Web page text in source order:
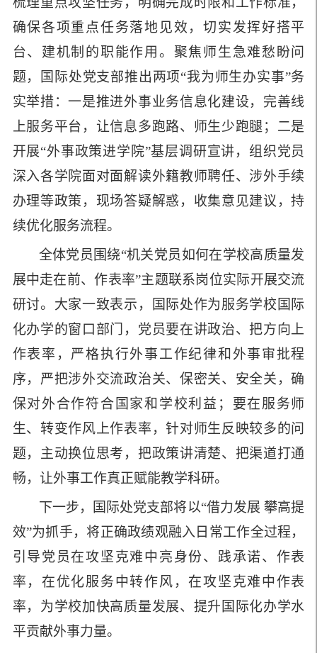
确保各项重点任务落地见效，切实发挥好搭平
台、建机制的职能作用。聚焦师生急难愁盼问
题，国际处党支部推出两项“我为师生办实事”务
实举措：一是推进外事业务信息化建设，完善线
上服务平台，让信息多跑路、师生少跑腿；二是
开展“外事政策进学院”基层调研宣讲，组织党员
深入各学院面对面解读外籍教师聘任、涉外手续
办理等政策，现场答疑解惑，收集意见建议，持
续优化服务流程。
全体党员 围绕“机关党员如何在学校高质量发
展中走在前、作表率”主题联系岗位实际开展交流
研讨。大家一致表示，国际处作为服务学校国际
化办学的窗口部门，党员要在讲政治、把方向上
作表率，严格执行外事工作纪律和外事审批程
序，严把涉外交流政治关、保密关、安全关，确
保对外合作符合国家和学校利益 ；要在服务师
生、转变作风上作表率，针对师生反映较多的问
题，主动换位思考，把政策讲清楚、把渠道打通
畅，让外事工作真正赋能教学科研。
下一步，国际处党支部将以“借力发展 攀高提
效”为抓手， 将正确政绩观融入日常工作全过程，
引导党员在攻坚克难中亮身份、践承诺、作表
率，在优化服务中转作风，在攻坚克难中作表
率， 为学校加快高质量发展、提升国际化办学水
平贡献外事力量。